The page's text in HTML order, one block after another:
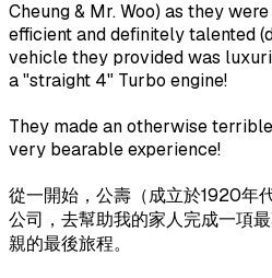
Cheung & Mr. Woo) as they
efficient and definitely talented
vehicle they provided was
a "straight 4" Turbo engine!
They made an otherwise
very bearable experience!
從一開始，公壽（成立於1920年
公司，去幫助我的家人完成一項
親的最後旅程。